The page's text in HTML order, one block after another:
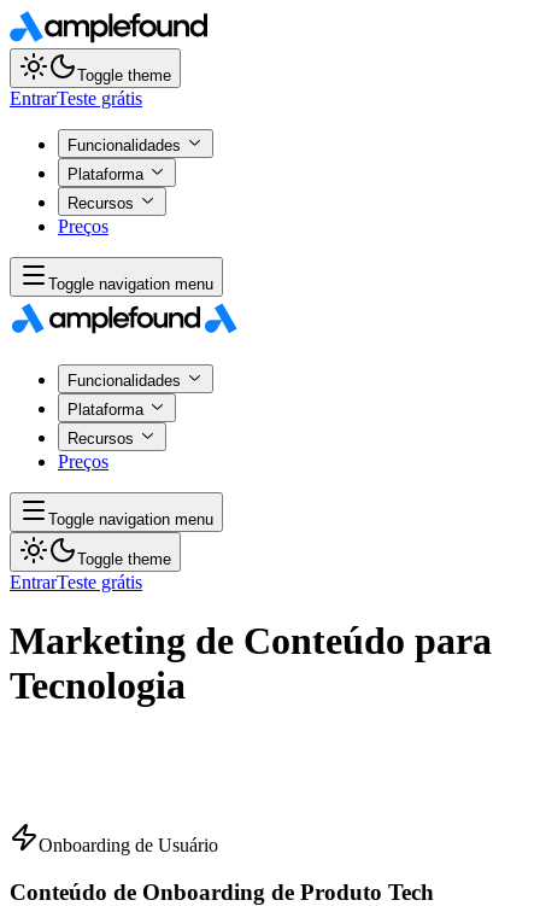
Toggle theme
EntrarTeste grátis
Funcionalidades
Plataforma
Recursos
Preços
Toggle navigation menu
Funcionalidades
Plataforma
Recursos
Preços
Toggle navigation menu
Toggle theme
EntrarTeste grátis
Marketing de Conteúdo para
Tecnologia
Onboarding de Usuário
Conteúdo de Onboarding de Produto Tech